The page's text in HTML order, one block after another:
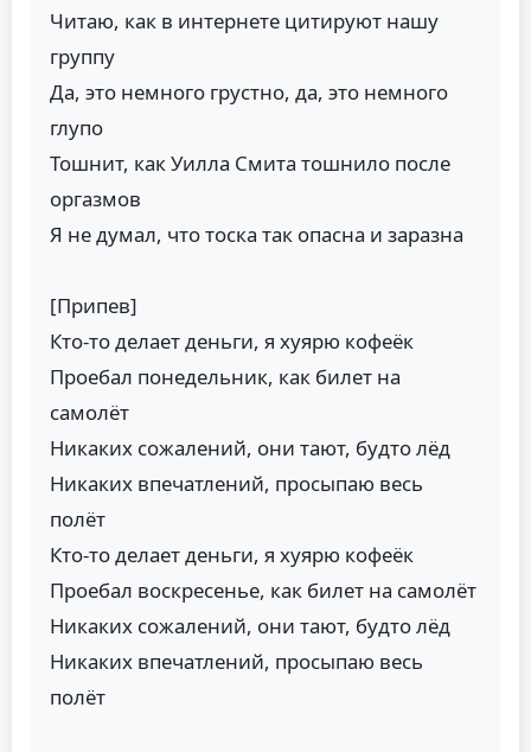
Читаю, как в интернете цитируют нашу
группу
Да, это немного грустно, да, это немного
глупо
Тошнит, как Уилла Смита тошнило после
оргазмов
Я не думал, что тоска так опасна и заразна
[Припев]
Кто-то делает деньги, я хуярю кофеёк
Проебал понедельник, как билет на
самолёт
Никаких сожалений, они тают, будто лёд
Никаких впечатлений, просыпаю весь
полёт
Кто-то делает деньги, я хуярю кофеёк
Проебал воскресенье, как билет на самолёт
Никаких сожалений, они тают, будто лёд
Никаких впечатлений, просыпаю весь
полёт